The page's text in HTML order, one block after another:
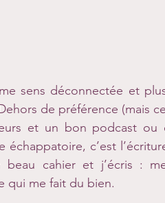
sens déconnectée et
de préférence (mais
et un bon podcast ou
échappatoire, c’est
beau cahier et j’écris :
qui me fait du bien.